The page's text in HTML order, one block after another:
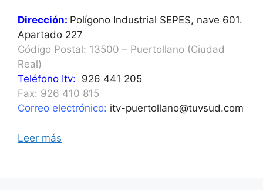
Dirección: Polígono Industrial SEPES, nave 601.
Apartado 227
Código Postal: 13500 – Puertollano (Ciudad
Real)
Teléfono Itv: 926 441 205
Fax: 926 410 815
Correo electrónico: itv-puertollano@tuvsud.com
Leer más